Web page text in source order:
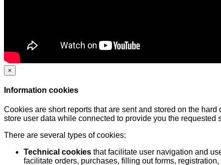
×
Information cookies
Cookies are short reports that are sent and stored on the
store user data while connected to provide you the
There are several types of cookies:
Technical cookies that facilitate user navigation and
facilitate orders, purchases, filling out forms,